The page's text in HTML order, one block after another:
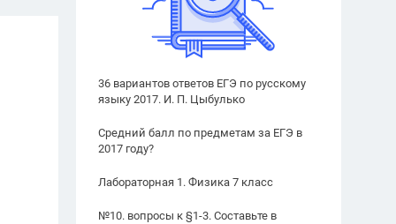
36 вариантов ответов ЕГЭ по русскому
языку 2017. И. П. Цыбулько
Средний балл по предметам за ЕГЭ в
2017 году?
Лабораторная 1. Физика 7 класс
№10. вопросы к §1-3. Составьте в